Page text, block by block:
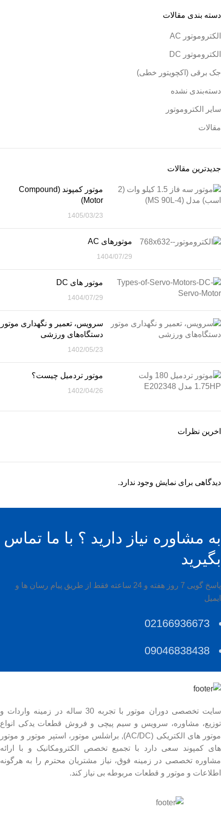
دسته بندی مقالات
الکتروموتور AC
الکتروموتور DC
جک برقی (اکچویتور خطی)
دسته‌بندی نشده
سایر الکتروموتور
مقالات
جدیدترین مقالات
موتور کمپوند (Compound
Motor)
1405/03/23
موتورهای AC
1404/07/29
موتور های DC
1404/07/29
سرویس، تعمیر و نگهداری موتور
دستگاه‌های ورزشی
1402/05/23
موتور تردمیل چیست؟
1402/04/26
اخرین نظرات
دیدگاهی برای نمایش وجود ندارد.
به مشاوره نیاز دارید ؟ با ما تماس
بگیرید
پاسخ گویی 7 روز هفته و 24 ساعته فقط از طریق پیام رسان ها و
ایمیل
02166936673
09046838438
سایت تخصصی دوران موتور با تجربه 30 ساله در زمینه واردات و
توزیع، مشاوره، سرویس و سیم پیچی و فروش قطعات یدکی انواع
موتور های الکتریکی (AC/DC), براشلس موتور، استپر موتور و موتور
های کمپوند سعی دارد با تجمیع تخصص الکترومکانیک و با ارائه
مشاوره تخصصی در زمینه فوق، نیاز مشتریان محترم را به هرگونه
اطلاعات و موتور و قطعات مربوطه بی نیاز کند.